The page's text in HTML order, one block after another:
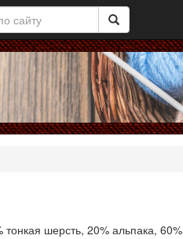
шерсть, 20% альпака, 60%